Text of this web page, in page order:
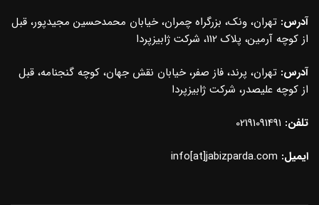
آدرس: تهران، ونک، بزرگراه چمران، خیابان محمدحسین مجیدپور، قبل
از کوچه آرمین، پلاک 112، شرکت ژابیزپردا
آدرس: تهران، پرند، فاز صفر، خیابان نقش جهان، کوچه گنجنامه، قبل
از کوچه علیصدر، شرکت ژابیزپردا
تلفن: 02191091491
ایمیل: info[at]jabizparda.com